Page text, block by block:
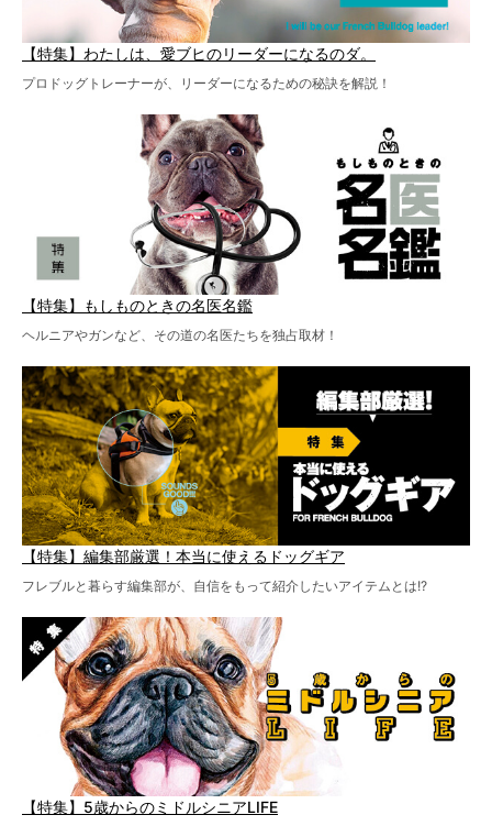
【特集】わたしは、愛ブヒのリーダーになるのダ。
プロドッグトレーナーが、リーダーになるための秘訣を解説！
【特集】もしものときの名医名鑑
ヘルニアやガンなど、その道の名医たちを独占取材！
【特集】編集部厳選！本当に使えるドッグギア
フレブルと暮らす編集部が、自信をもって紹介したいアイテムとは!?
【特集】5歳からのミドルシニアLIFE